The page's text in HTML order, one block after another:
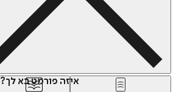
איזה פורמט בא לך?